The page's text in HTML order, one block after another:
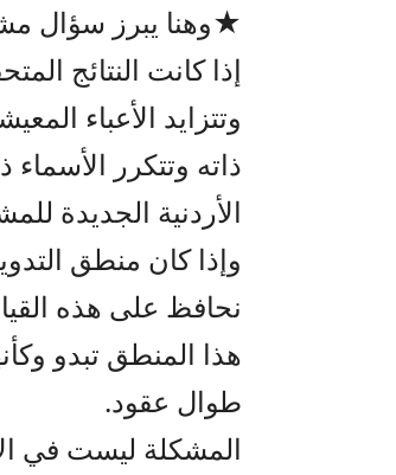
★وهنا يبرز سؤال
إذا كانت النتائج
وتتزايد الأعباء
ذاته وتتكرر
الأردنية الجديدة
وإذا كان منطق
نحافظ على هذه
هذا المنطق تبدو
طوال عقود.
المشكلة ليست في